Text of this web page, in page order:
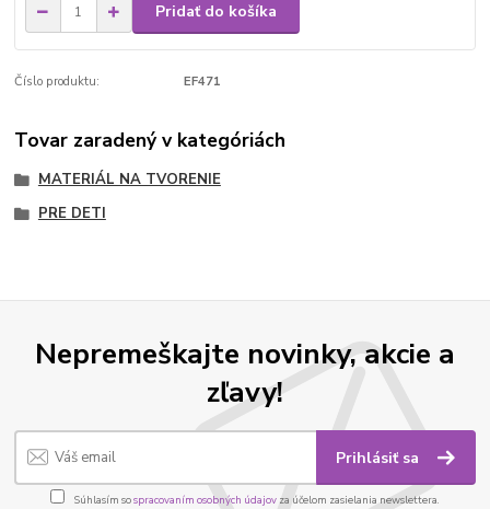
Pridať do košíka
Číslo produktu: EF471
Tovar zaradený v kategóriách
MATERIÁL NA TVORENIE
PRE DETI
Nepremeškajte novinky, akcie a
zľavy!
Prihlásiť sa
Súhlasím sospracovaním osobných údajov za účelom zasielania newslettera.